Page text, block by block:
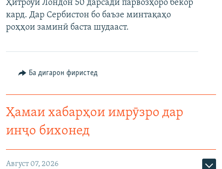
Ҳитроуи Лондон 50 дарсади парвозҳоро бекор
кард. Дар Сербистон бо баъзе минтақаҳо
роҳҳои заминӣ баста шудааст.
Ба дигарон фиристед
Ҳамаи хабарҳои имрӯзро дар
инҷо бихонед
Август 07, 2026